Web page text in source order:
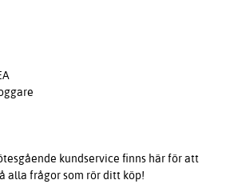
kundservice finns här för att
alla frågor som rör ditt köp!